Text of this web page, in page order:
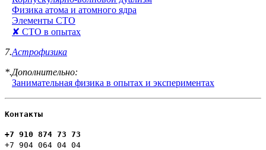
Физика атома и атомного ядра
Элементы СТО
✘ СТО в опытах
7.Астрофизика
*.Дополнительно:
Занимательная физика в опытах и экспериментах
Контакты
+7 910 874 73 73
+7 904 064 04 04